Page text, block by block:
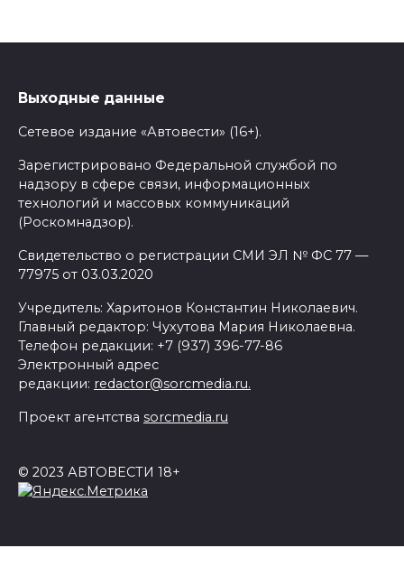
Выходные данные
Сетевое издание «Автовести» (16+).
Зарегистрировано Федеральной службой по
надзору в сфере связи, информационных
технологий и массовых коммуникаций
(Роскомнадзор).
Свидетельство о регистрации СМИ ЭЛ № ФС 77 —
77975 от 03.03.2020
Учредитель: Харитонов Константин Николаевич.
Главный редактор: Чухутова Мария Николаевна.
Телефон редакции: +7 (937) 396-77-86
Электронный адрес
редакции: redactor@sorcmedia.ru.
Проект агентства sorcmedia.ru
© 2023 АВТОВЕСТИ 18+